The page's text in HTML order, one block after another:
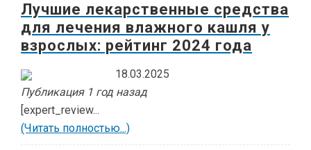
Лучшие лекарственные средства
для лечения влажного кашля у
взрослых: рейтинг 2024 года
18.03.2025
Публикация 1 год назад
[expert_review...
(Читать полностью...)